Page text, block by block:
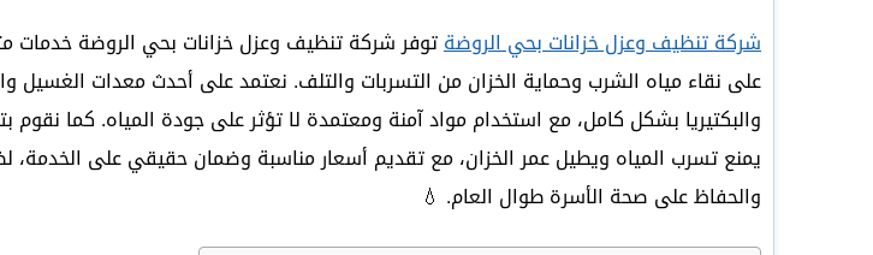
شركة تنظيف وعزل خزانات بحي الروضةتوفر شركة تنظيف وعزل خزانات بحي الروضة خدمات
على نقاء مياه الشرب وحماية الخزان من التسربات والتلف. نعتمد على أحدث معدات الغسيل
والبكتيريا بشكل كامل، مع استخدام مواد آمنة ومعتمدة لا تؤثر على جودة المياه. كما نقوم
يمنع تسرب المياه ويطيل عمر الخزان، مع تقديم أسعار مناسبة وضمان حقيقي على الخدمة،
والحفاظ على صحة الأسرة طوال العام. 💧